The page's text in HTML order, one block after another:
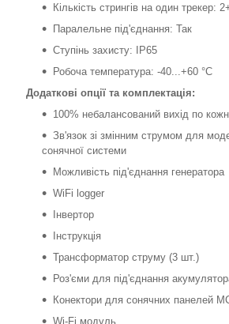
Кількість стрингів на один трекер:
Паралельне під'єднання: Так
Ступінь захисту: IP65
Робоча температура: -40...+60 °C
Додаткові опції та комплектація:
100% небалансований вихід по
Зв'язок зі змінним струмом для
сонячної системи
Можливість під'єднання генератора
WiFi logger
Інвертор
Інструкція
Трансформатор струму (3 шт.)
Роз'єми для під'єднання
Конектори для сонячних панелей
Wi-Fi модуль